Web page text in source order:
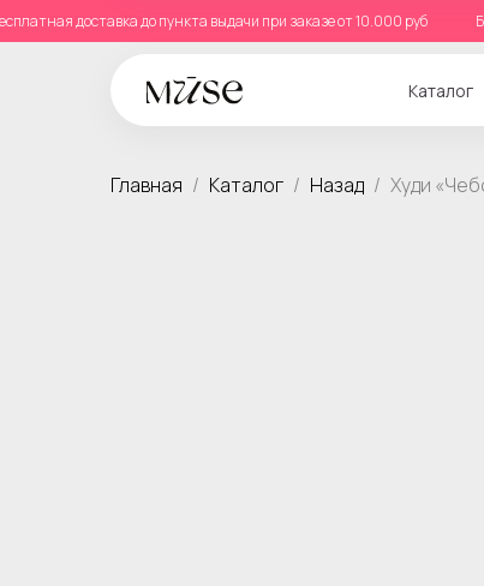
Бесплатная доставка до пункта выдачи при заказе от 10.000 руб
Каталог
Главная Каталог Назад Худи